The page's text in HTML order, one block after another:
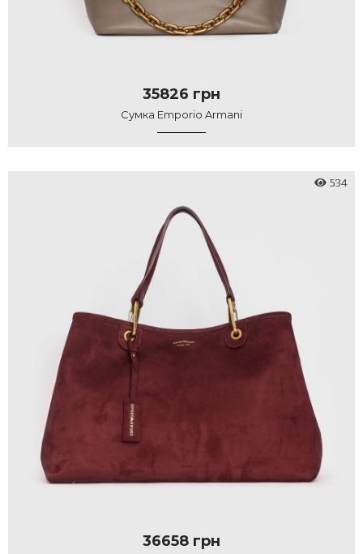
35826 грн
Сумка Emporio Armani
36658 грн
534